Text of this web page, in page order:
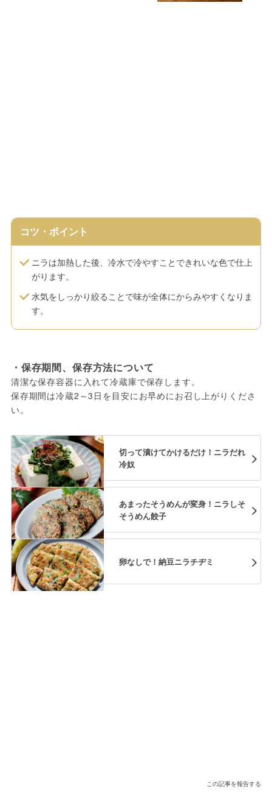
コツ・ポイント
ニラは加熱した後、冷水で冷やすことできれいな色で仕上
がります。
水気をしっかり絞ることで味が全体にからみやすくなりま
す。
・保存期間、保存方法について
清潔な保存容器に入れて冷蔵庫で保存します。
保存期間は冷蔵2～3日を目安にお早めにお召し上がりくださ
い。
切って漬けてかけるだけ！ニラだれ
冷奴
あまったそうめんが変身！ニラしそ
そうめん餃子
卵なしで！納豆ニラチヂミ
この記事を報告する